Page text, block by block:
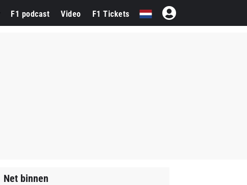
F1 podcast Video F1 Tickets
Net binnen